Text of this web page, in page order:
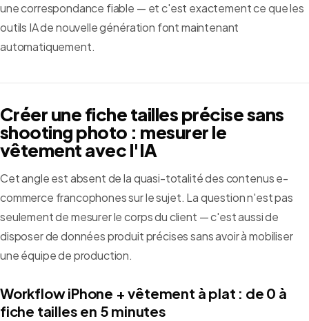
une correspondance fiable — et c'est exactement ce que les
outils IA de nouvelle génération font maintenant
automatiquement.
Créer une fiche tailles précise sans
shooting photo : mesurer le
vêtement avec l'IA
Cet angle est absent de la quasi-totalité des contenus e-
commerce francophones sur le sujet. La question n'est pas
seulement de mesurer le corps du client — c'est aussi de
disposer de données produit précises sans avoir à mobiliser
une équipe de production.
Workflow iPhone + vêtement à plat : de 0 à
fiche tailles en 5 minutes